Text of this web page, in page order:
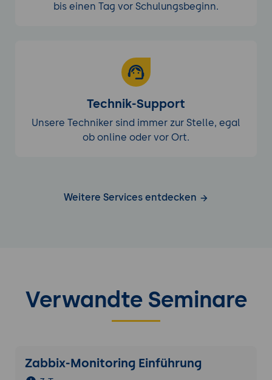
bis einen Tag vor Schulungsbeginn.
Technik-Support
Unsere Techniker sind immer zur Stelle, egal
ob online oder vor Ort.
Weitere Services entdecken
Verwandte Seminare
Zabbix-Monitoring Einführung